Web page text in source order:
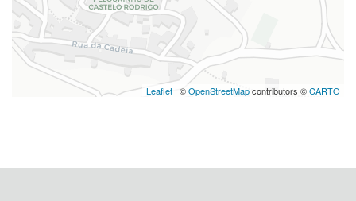
Leaflet | ©OpenStreetMapcontributors ©CARTO